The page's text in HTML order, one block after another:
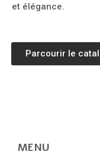
et élégance.
Parcourir le
MENU